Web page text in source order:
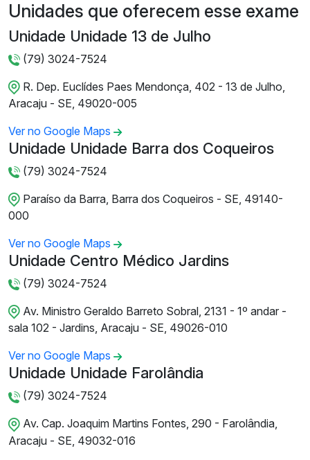
Unidades que oferecem esse exame
Unidade Unidade 13 de Julho
(79) 3024-7524
R. Dep. Euclídes Paes Mendonça, 402 - 13 de Julho,
Aracaju - SE, 49020-005
Ver no Google Maps
Unidade Unidade Barra dos Coqueiros
(79) 3024-7524
Paraíso da Barra, Barra dos Coqueiros - SE, 49140-
000
Ver no Google Maps
Unidade Centro Médico Jardins
(79) 3024-7524
Av. Ministro Geraldo Barreto Sobral, 2131 - 1º andar -
sala 102 - Jardins, Aracaju - SE, 49026-010
Ver no Google Maps
Unidade Unidade Farolândia
(79) 3024-7524
Av. Cap. Joaquim Martins Fontes, 290 - Farolândia,
Aracaju - SE, 49032-016